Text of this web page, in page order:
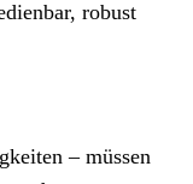
robust
– müssen